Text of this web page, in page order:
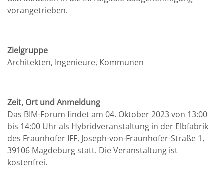
vorangetrieben.
Zielgruppe
Architekten, Ingenieure, Kommunen
Zeit, Ort und Anmeldung
Das BIM-Forum findet am 04. Oktober 2023 von 13:00
bis 14:00 Uhr als Hybridveranstaltung in der Elbfabrik
des Fraunhofer IFF, Joseph-von-Fraunhofer-Straße 1,
39106 Magdeburg statt. Die Veranstaltung ist
kostenfrei.